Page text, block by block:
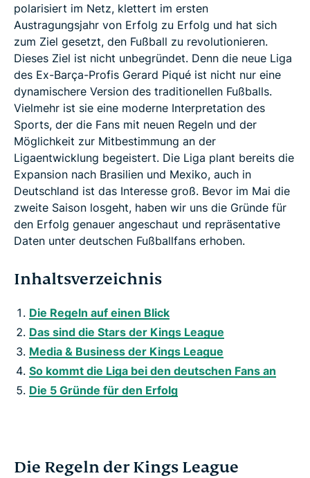
polarisiert im Netz, klettert im ersten
Austragungsjahr von Erfolg zu Erfolg und hat sich
zum Ziel gesetzt, den Fußball zu revolutionieren.
Dieses Ziel ist nicht unbegründet. Denn die neue Liga
des Ex-Barça-Profis Gerard Piqué ist nicht nur eine
dynamischere Version des traditionellen Fußballs.
Vielmehr ist sie eine moderne Interpretation des
Sports, der die Fans mit neuen Regeln und der
Möglichkeit zur Mitbestimmung an der
Ligaentwicklung begeistert. Die Liga plant bereits die
Expansion nach Brasilien und Mexiko, auch in
Deutschland ist das Interesse groß. Bevor im Mai die
zweite Saison losgeht, haben wir uns die Gründe für
den Erfolg genauer angeschaut und repräsentative
Daten unter deutschen Fußballfans erhoben.
Inhaltsverzeichnis
Die Regeln auf einen Blick
Das sind die Stars der Kings League
Media & Business der Kings League
So kommt die Liga bei den deutschen Fans an
Die 5 Gründe für den Erfolg
Die Regeln der Kings League